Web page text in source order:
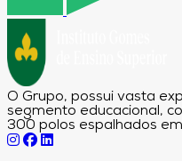
O Grupo, possui vasta
segmento educacional,
300 polos espalhados